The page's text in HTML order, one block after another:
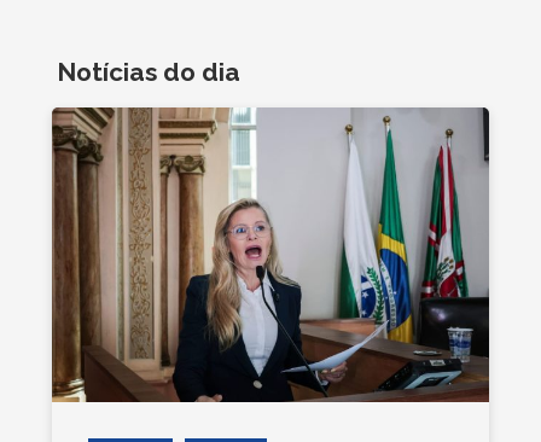
Notícias do dia